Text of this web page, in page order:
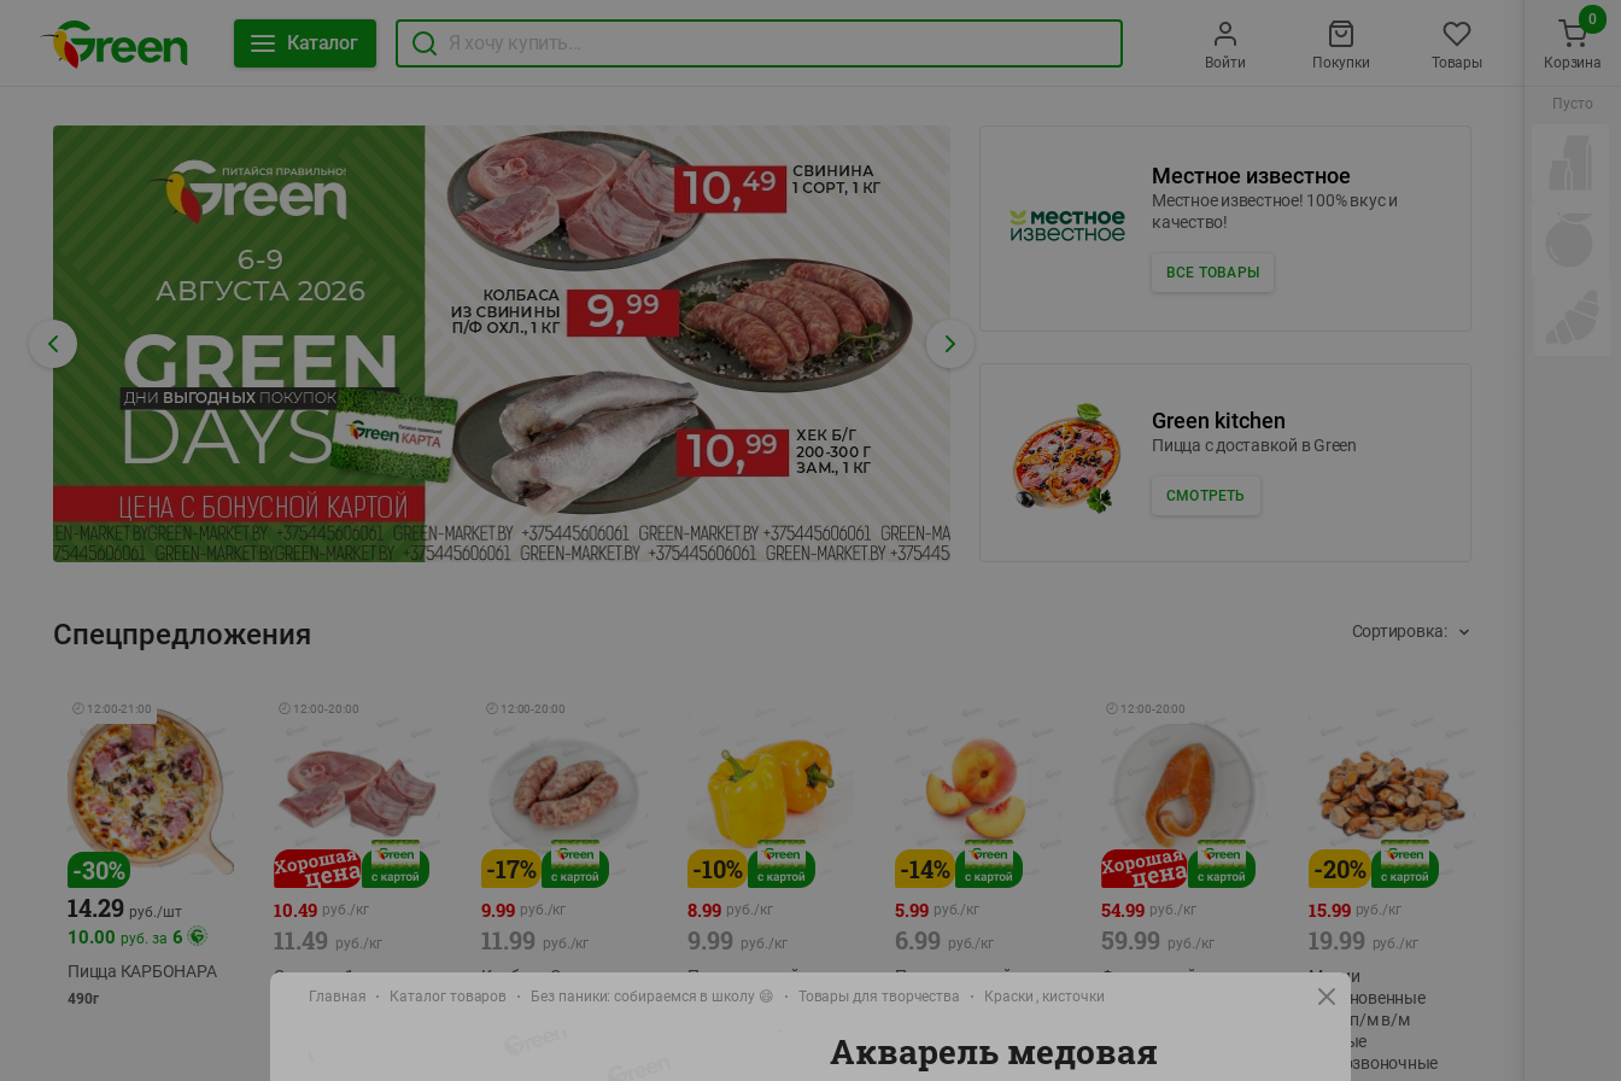
Каталог
Войти Покупки Товары
Местное известное
Местное известное! 100% вкус и
качество!
ВСЕ ТОВАРЫ
Green kitchen
Пицца c доставкой в Green
СМОТРЕТЬ
Спецпредложения Сортировка:
🕘 12:00-21:00
-30%
14.29 руб./шт
10.00 руб. за 6
Пицца КАРБОНАРА
490г
🕘 12:00-20:00
10.49 руб./кг
11.49 руб./кг
Свинина 1 с.
полуфабрикат,
🕘 12:00-20:00
-17%
9.99 руб./кг
11.99 руб./кг
Колбаса Свиная
полуфабрикат,
-10%
8.99 руб./кг
9.99 руб./кг
Перец желтый
Беларусь
-14%
5.99 руб./кг
6.99 руб./кг
Персик свежий вес
фасовка:0,8-1кг
🕘 12:00-20:00
54.99 руб./кг
59.99 руб./кг
Форель стейк
полуфабрикат,
фасовка:0,15-0,6кг
-20%
15.99 руб./кг
19.99 руб./кг
Мидии
обыкновенные
мясо п/м в/м
водные
беспозвоночные
Корзина
0
Пусто
Главная Каталог товаров Без паники: собираемся в школу 😄 Товары для творчества Краски , кисточки
Акварель медовая